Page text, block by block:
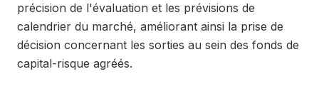
précision de l'évaluation et les prévisions de
calendrier du marché, améliorant ainsi la prise de
décision concernant les sorties au sein des fonds de
capital-risque agréés.